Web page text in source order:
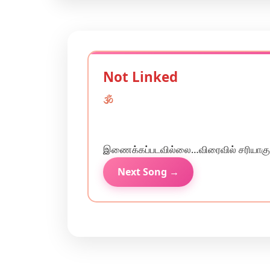
Not Linked
🕉️
இணைக்கப்படவில்லை…விரைவில்
Next Song →